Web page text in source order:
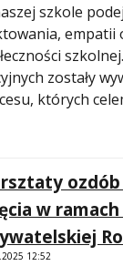
szkole
empatii
zostały
których
w
12:52